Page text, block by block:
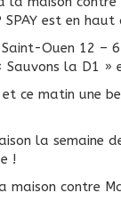
SPAY est en
Ouen 12 –
la D1 »
ce matin une
la semaine
!
contre